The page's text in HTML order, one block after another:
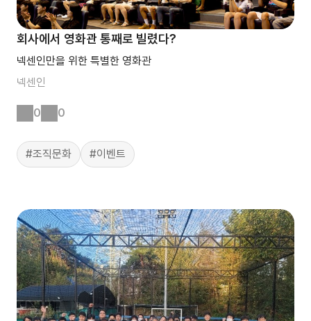
회사에서 영화관 통째로 빌렸다?
넥센인만을 위한 특별한 영화관
넥센인
0 0
#조직문화 #이벤트